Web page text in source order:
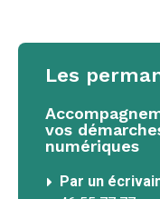
Les
vos
numériques
Par un